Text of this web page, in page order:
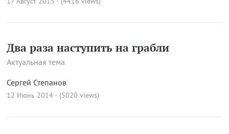
Два раза наступить на грабли
Актуальная тема
Сергей Степанов
12 Июнь 2014 · (5020 views)